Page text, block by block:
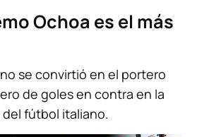
Ochoa es el más
se convirtió en el portero
de goles en contra en la
fútbol italiano.